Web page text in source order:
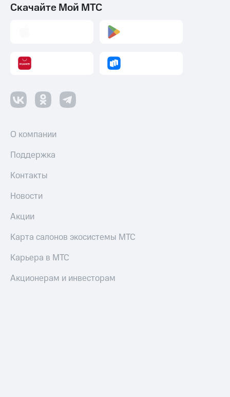
Скачайте Мой МТС
О компании
Поддержка
Контакты
Новости
Акции
Карта салонов экосистемы МТС
Карьера в МТС
Акционерам и инвесторам